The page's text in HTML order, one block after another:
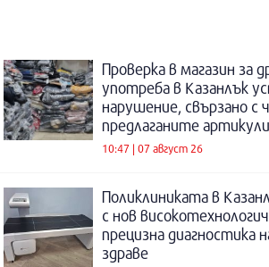
Проверка в магазин за
употреба в Казанлък
нарушение, свързано с
предлаганите артикули
10:47 | 07 август 26
Поликлиниката в
с нов
прецизна диагностика
здраве